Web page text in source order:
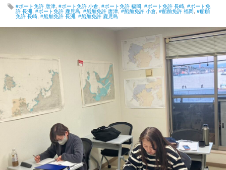
#ボート免許 唐津 #ボート免許 小倉 #ボート免許 福岡 #ボート免許 長崎 #ボート免
許 長洲
#ボート免許 鹿児島 #船舶免許 唐津 #船舶免許 小倉 #船舶免許 福岡
#船舶
免許 長崎 #船舶免許 長洲 #船舶免許 鹿児島